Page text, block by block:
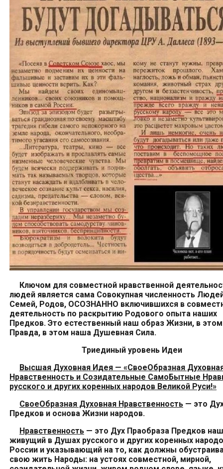
Ключом для совместной нравственной
людей является сама Совокупная численность
Семей, Родов, ОСОЗНАННО включившихся в
деятельность по раскрытию Родового опыта наших
Предков. Это естественный наш образ Жизни, в
Правда, в этом наша Душевная Сила.
Триединый уровень Идеи
Высшая Духовная Идея — «СвоеОбразная
Нравственность и Созидательные СамоБытные
русского и других коренных народов Великой Руси!»
СвоеОбразная Духовная Нравственность — это
Предков и основа Жизни народов.
Нравственность — это Дух Праобраза Предков
живущий в Душах русского и других коренных
России и указывающий на то, как должны
свою жить Народы: на устоях совместной, мирной,